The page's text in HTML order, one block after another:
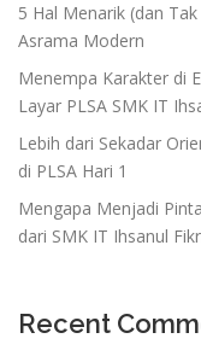
5 Hal Menarik (dan
Asrama Modern
Menempa Karakter di
Layar PLSA SMK IT
Lebih dari Sekadar
di PLSA Hari 1
Mengapa Menjadi
dari SMK IT Ihsanul
Recent